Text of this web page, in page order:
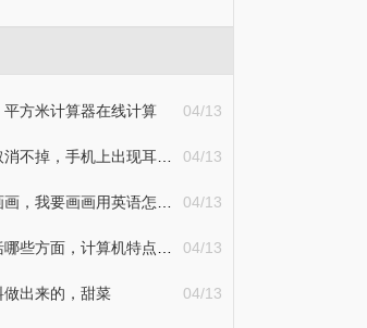
04/13
方米计算器在线计算
04/13
，手机上出现耳机符号怎么取消
04/13
，我要画画用英语怎么说
04/13
，计算机特点的说法不正确的是
04/13
出来的，甜菜